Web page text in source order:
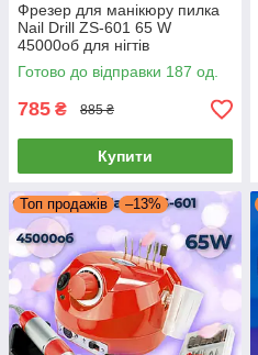
Фрезер для манікюру пилка
Nail Drill ZS-601 65 W
45000об для нігтів
шліфування лаку насадки
фрейзер ЗС 601
Готово до відправки 187 од.
785 ₴ 885 ₴
Купити
Топ продажів –13%